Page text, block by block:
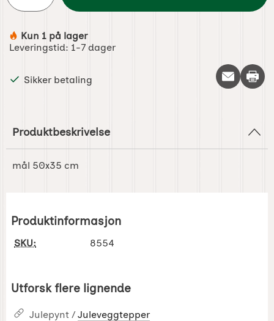
Produkttilgjengelighet:
Kun 1 på lager
Leveringstid: 1-7 dager
Sikker betaling Skriv
Produktbeskrivelse
mål 50x35 cm
Produktinformasjon
SKU: 8554
Utforsk flere lignende
Julepynt / Juleveggtepper